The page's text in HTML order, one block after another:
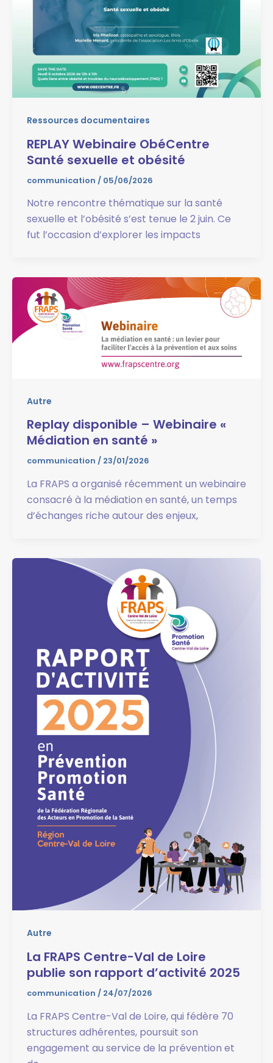
Ressources documentaires
REPLAY Webinaire ObéCentre
Santé sexuelle et obésité
communication / 05/06/2026
Notre rencontre thématique sur la santé
sexuelle et l’obésité s’est tenue le 2 juin. Ce
fut l’occasion d’explorer les impacts
Autre
Replay disponible – Webinaire «
Médiation en santé »
communication / 23/01/2026
La FRAPS a organisé récemment un webinaire
consacré à la médiation en santé, un temps
d’échanges riche autour des enjeux,
Autre
La FRAPS Centre-Val de Loire
publie son rapport d’activité 2025
communication / 24/07/2026
La FRAPS Centre-Val de Loire, qui fédère 70
structures adhérentes, poursuit son
engagement au service de la prévention et